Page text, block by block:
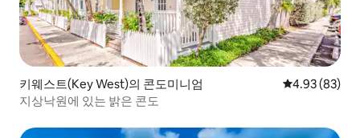
키웨스트(Key West)의 콘도미니엄 평점 4.93점(5
4.93 (83)
지상낙원에 있는 밝은 콘도